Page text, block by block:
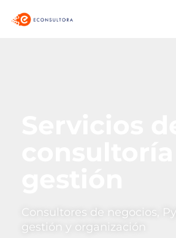
Consultores de negocios,
gestión y organización